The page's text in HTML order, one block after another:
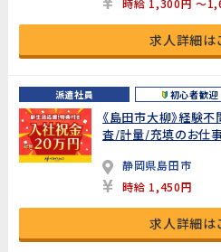
求人詳細は
派遣社員 初心者歓迎
《島田市大柳》経験
査/計量/充填のお仕
静岡県島田市
時給 1,450円
求人詳細は